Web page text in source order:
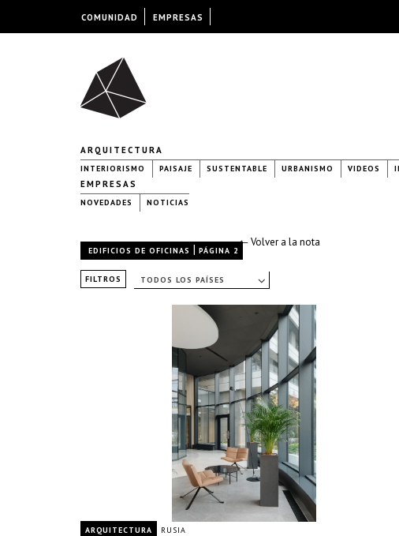
ARQUITECTURA
INTERIORISMO PAISAJE SUSTENTABLE URBANISMO VIDEOS
EMPRESAS
NOVEDADES NOTICIAS
← Volver a la nota
EDIFICIOS DE OFICINAS | PÁGINA 2
FILTROS TODOS LOS PAÍSES
ARQUITECTURA RUSIA
COMUNIDAD EMPRESAS